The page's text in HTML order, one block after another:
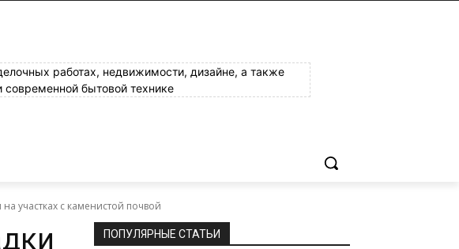
работах, недвижимости, дизайне, а также
современной бытовой технике
участках с каменистой почвой
ПОПУЛЯРНЫЕ СТАТЬИ